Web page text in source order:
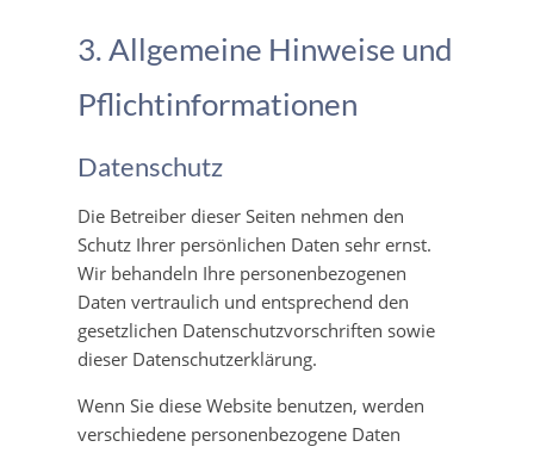
3. Allgemeine Hinweise und
Pflicht­informationen
Datenschutz
Die Betreiber dieser Seiten nehmen den
Schutz Ihrer persönlichen Daten sehr ernst.
Wir behandeln Ihre personenbezogenen
Daten vertraulich und entsprechend den
gesetzlichen Datenschutzvorschriften sowie
dieser Datenschutzerklärung.
Wenn Sie diese Website benutzen, werden
verschiedene personenbezogene Daten